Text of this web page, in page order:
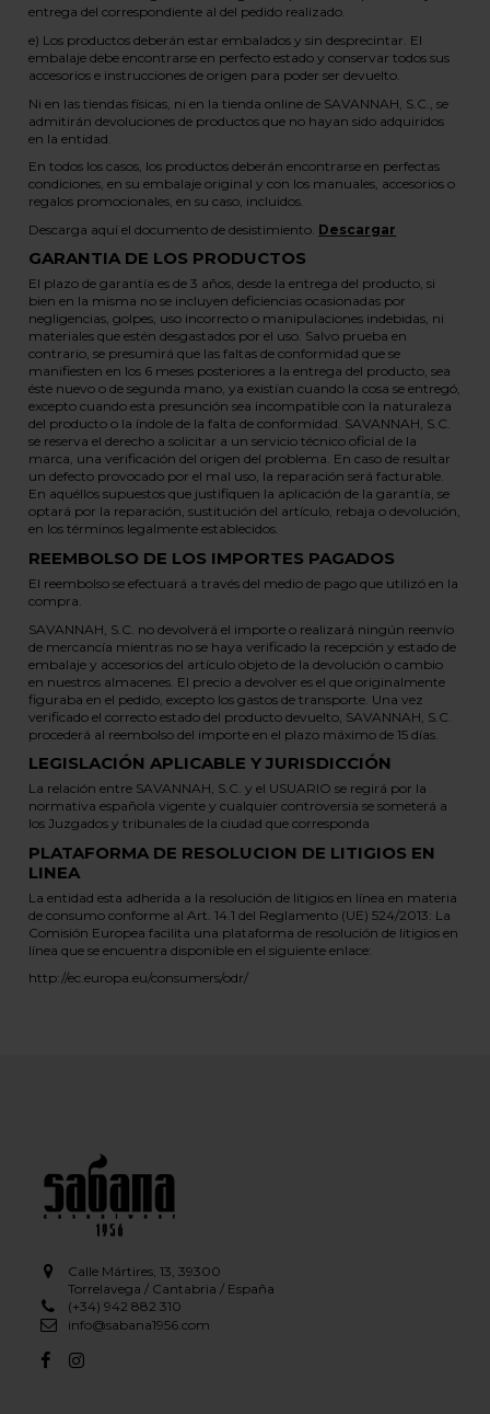
entrega del correspondiente al del pedido realizado.
e) Los productos deberán estar embalados y sin desprecintar. El
embalaje debe encontrarse en perfecto estado y conservar todos sus
accesorios e instrucciones de origen para poder ser devuelto.
Ni en las tiendas físicas, ni en la tienda online de SAVANNAH, S.C., se
admitirán devoluciones de productos que no hayan sido adquiridos
en la entidad.
En todos los casos, los productos deberán encontrarse en perfectas
condiciones, en su embalaje original y con los manuales, accesorios o
regalos promocionales, en su caso, incluidos.
Descarga aquí el documento de desistimiento. Descargar
GARANTIA DE LOS PRODUCTOS
El plazo de garantía es de 3 años, desde la entrega del producto, si
bien en la misma no se incluyen deficiencias ocasionadas por
negligencias, golpes, uso incorrecto o manipulaciones indebidas, ni
materiales que estén desgastados por el uso. Salvo prueba en
contrario, se presumirá que las faltas de conformidad que se
manifiesten en los 6 meses posteriores a la entrega del producto, sea
éste nuevo o de segunda mano, ya existían cuando la cosa se entregó,
excepto cuando esta presunción sea incompatible con la naturaleza
del producto o la índole de la falta de conformidad. SAVANNAH, S.C.
se reserva el derecho a solicitar a un servicio técnico oficial de la
marca, una verificación del origen del problema. En caso de resultar
un defecto provocado por el mal uso, la reparación será facturable.
En aquéllos supuestos que justifiquen la aplicación de la garantía, se
optará por la reparación, sustitución del artículo, rebaja o devolución,
en los términos legalmente establecidos.
REEMBOLSO DE LOS IMPORTES PAGADOS
El reembolso se efectuará a través del medio de pago que utilizó en la
compra.
SAVANNAH, S.C. no devolverá el importe o realizará ningún reenvío
de mercancía mientras no se haya verificado la recepción y estado de
embalaje y accesorios del artículo objeto de la devolución o cambio
en nuestros almacenes. El precio a devolver es el que originalmente
figuraba en el pedido, excepto los gastos de transporte. Una vez
verificado el correcto estado del producto devuelto, SAVANNAH, S.C.
procederá al reembolso del importe en el plazo máximo de 15 días.
LEGISLACIÓN APLICABLE Y JURISDICCIÓN
La relación entre SAVANNAH, S.C. y el USUARIO se regirá por la
normativa española vigente y cualquier controversia se someterá a
los Juzgados y tribunales de la ciudad que corresponda
PLATAFORMA DE RESOLUCION DE LITIGIOS EN
LINEA
La entidad esta adherida a la resolución de litigios en línea en materia
de consumo conforme al Art. 14.1 del Reglamento (UE) 524/2013: La
Comisión Europea facilita una plataforma de resolución de litigios en
línea que se encuentra disponible en el siguiente enlace:
http://ec.europa.eu/consumers/odr/
Calle Mártires, 13, 39300
Torrelavega / Cantabria / España
(+34) 942 882 310
info@sabana1956.com